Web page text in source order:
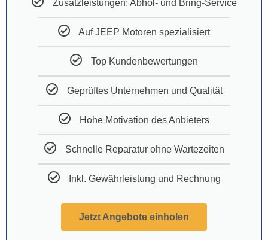
Zusatzleistungen: Abhol- und Bring-Service
Auf JEEP Motoren spezialisiert
Top Kundenbewertungen
Geprüftes Unternehmen und Qualität
Hohe Motivation des Anbieters
Schnelle Reparatur ohne Wartezeiten
Inkl. Gewährleistung und Rechnung
Jetzt Angebote einholen